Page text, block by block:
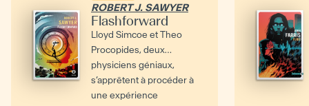
ROBERT J. SAWYER
Flashforward
Lloyd Simcoe et Theo
Procopides, deux
physiciens géniaux,
s’apprêtent à procéder à
une expérience